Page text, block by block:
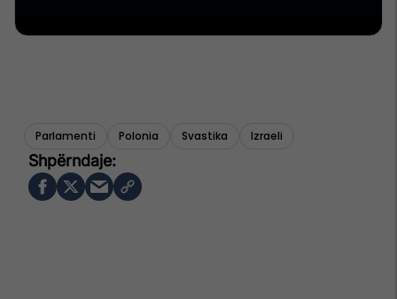
Parlamenti Polonia Svastika Izraeli